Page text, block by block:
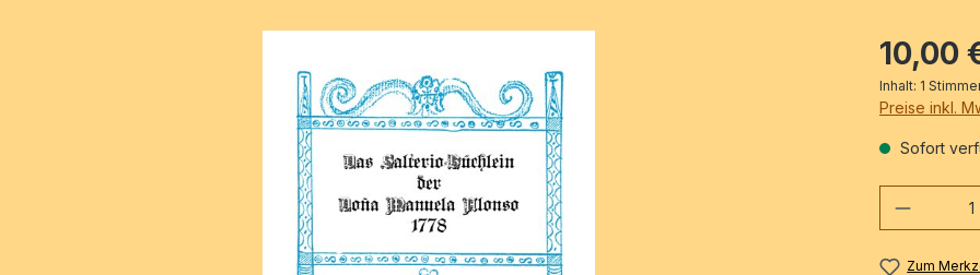
10,00
Inhalt: 1
Preise inkl.
Sofort
Zum